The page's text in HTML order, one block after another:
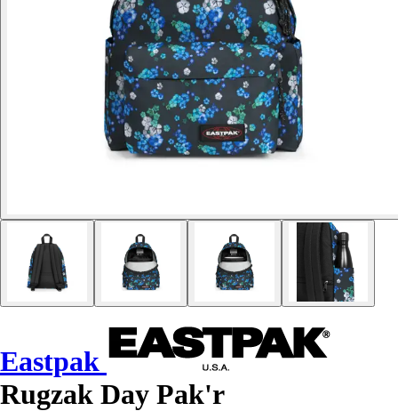
Eastpak
Rugzak Day Pak'r